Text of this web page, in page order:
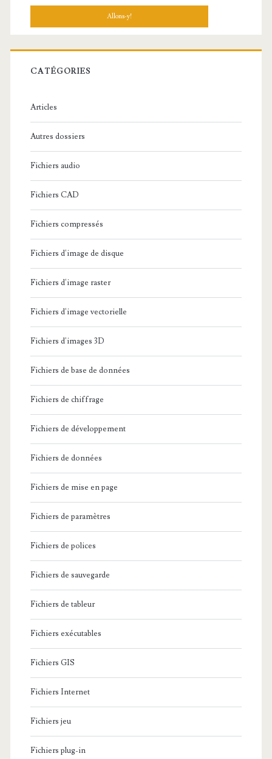
h
r
c
:
CATÉGORIES
Articles
Autres dossiers
Fichiers audio
Fichiers CAD
Fichiers compressés
Fichiers d'image de disque
Fichiers d'image raster
Fichiers d'image vectorielle
Fichiers d'images 3D
Fichiers de base de données
Fichiers de chiffrage
Fichiers de développement
Fichiers de données
Fichiers de mise en page
Fichiers de paramètres
Fichiers de polices
Fichiers de sauvegarde
Fichiers de tableur
Fichiers exécutables
Fichiers GIS
Fichiers Internet
Fichiers jeu
Fichiers plug-in